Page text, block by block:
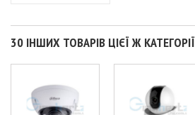
30 ІНШИХ ТОВАРІВ ЦІЄЇ Ж КАТЕГОРІЇ